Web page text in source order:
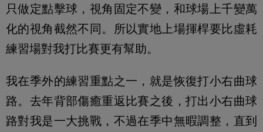
只做定點擊球，視角固定不變，和球場上千變萬
化的視角截然不同。所以實地上場揮桿要比虛耗
練習場對我打比賽更有幫助。
我在季外的練習重點之一，就是恢復打小右曲球
路。去年背部傷癒重返比賽之後，打出小右曲球
路對我是一大挑戰，不過在季中無暇調整，直到